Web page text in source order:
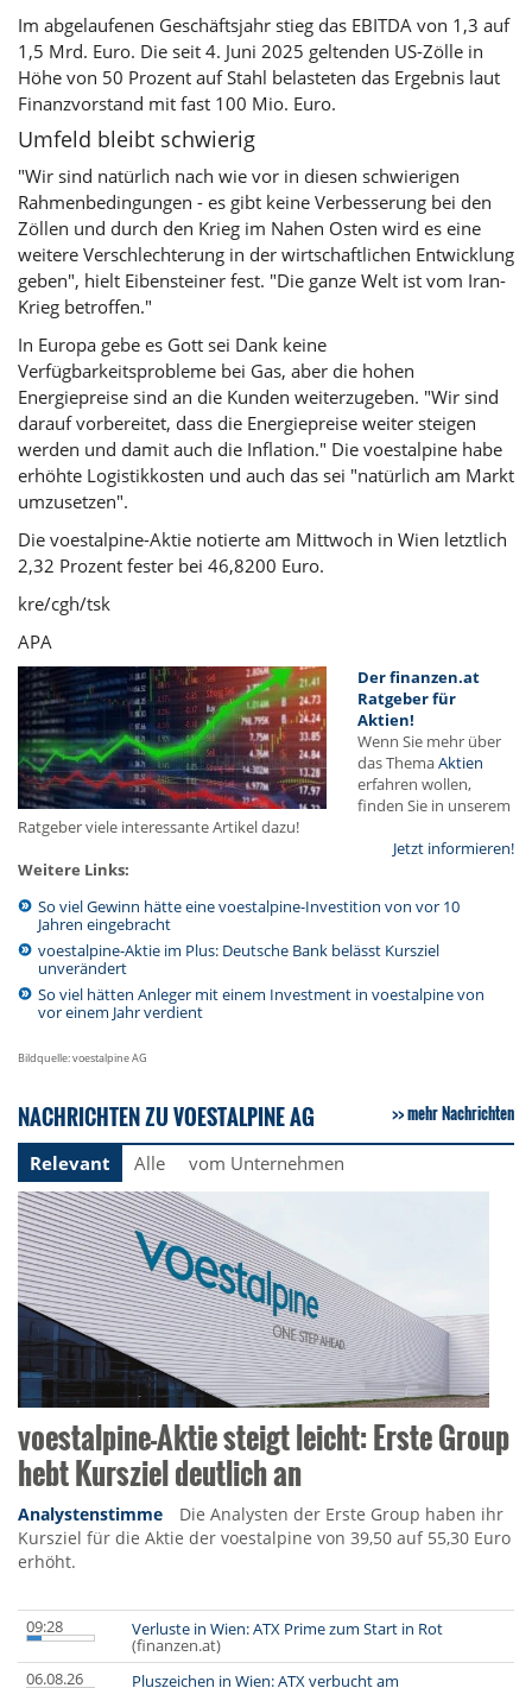
Im abgelaufenen Geschäftsjahr stieg das EBITDA von 1,3 auf
1,5 Mrd. Euro. Die seit 4. Juni 2025 geltenden US-Zölle in
Höhe von 50 Prozent auf Stahl belasteten das Ergebnis laut
Finanzvorstand mit fast 100 Mio. Euro.
Umfeld bleibt schwierig
"Wir sind natürlich nach wie vor in diesen schwierigen
Rahmenbedingungen - es gibt keine Verbesserung bei den
Zöllen und durch den Krieg im Nahen Osten wird es eine
weitere Verschlechterung in der wirtschaftlichen Entwicklung
geben", hielt Eibensteiner fest. "Die ganze Welt ist vom Iran-
Krieg betroffen."
In Europa gebe es Gott sei Dank keine
Verfügbarkeitsprobleme bei Gas, aber die hohen
Energiepreise sind an die Kunden weiterzugeben. "Wir sind
darauf vorbereitet, dass die Energiepreise weiter steigen
werden und damit auch die Inflation." Die voestalpine habe
erhöhte Logistikkosten und auch das sei "natürlich am Markt
umzusetzen".
Die voestalpine-Aktie notierte am Mittwoch in Wien letztlich
2,32 Prozent fester bei 46,8200 Euro.
kre/cgh/tsk
APA
Der finanzen.at
Ratgeber für
Aktien!
Wenn Sie mehr über
das ThemaAktien
erfahren wollen,
finden Sie in unserem
Ratgeber viele interessante Artikel dazu!
Jetzt informieren!
Weitere Links:
So viel Gewinn hätte eine voestalpine-Investition von vor 10
Jahren eingebracht
voestalpine-Aktie im Plus: Deutsche Bank belässt Kursziel
unverändert
So viel hätten Anleger mit einem Investment in voestalpine von
vor einem Jahr verdient
Bildquelle: voestalpine AG
NACHRICHTEN ZU VOESTALPINE AG mehr Nachrichten
Relevant Alle vom Unternehmen
voestalpine-Aktie steigt leicht: Erste Group
hebt Kursziel deutlich an
Analystenstimme
Die Analysten der Erste Group haben ihr
Kursziel für die Aktie der voestalpine von 39,50 auf 55,30 Euro
erhöht.
09:28 Verluste in Wien: ATX Prime zum Start in Rot
(finanzen.at)
06.08.26
Pluszeichen in Wien: ATX verbucht am